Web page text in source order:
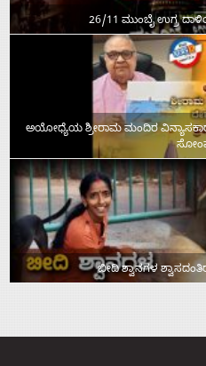
26/11 ಮುಂಬೈ ಉಗ್ರ
ಅಯೋಧ್ಯೆಯ ಶ್ರೀರಾಮ ಮಂದಿರ
ಬೀದಿ ಶ್ವಾನಗಳ